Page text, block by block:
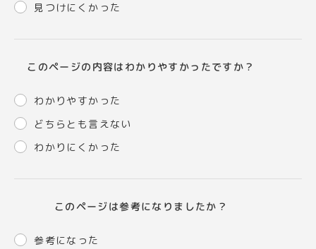
見つけにくかった
このページの内容はわかりやすかったですか？
わかりやすかった
どちらとも言えない
わかりにくかった
このページは参考になりましたか？
参考になった